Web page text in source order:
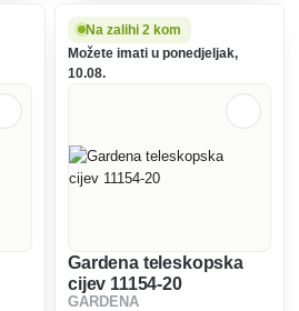
Na zalihi 2 kom
Možete imati u ponedjeljak,
10.08.
Gardena teleskopska
cijev 11154-20
GARDENA